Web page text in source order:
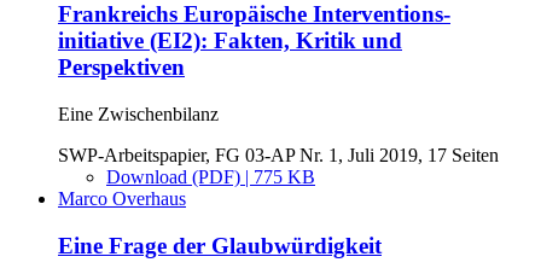
Frankreichs Europäische Interventions-
initiative (EI2): Fakten, Kritik und
Perspektiven
Eine Zwischenbilanz
SWP-Arbeitspapier, FG 03-AP Nr. 1, Juli 2019, 17 Seiten
Download (PDF) | 775 KB
Marco Overhaus
Eine Frage der Glaubwürdigkeit